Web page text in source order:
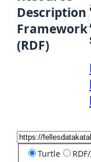
Description
Framework
(RDF)
Turtle